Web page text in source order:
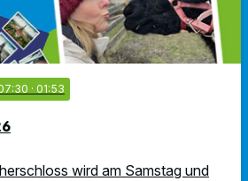
· 01:53
wird am Samstag und